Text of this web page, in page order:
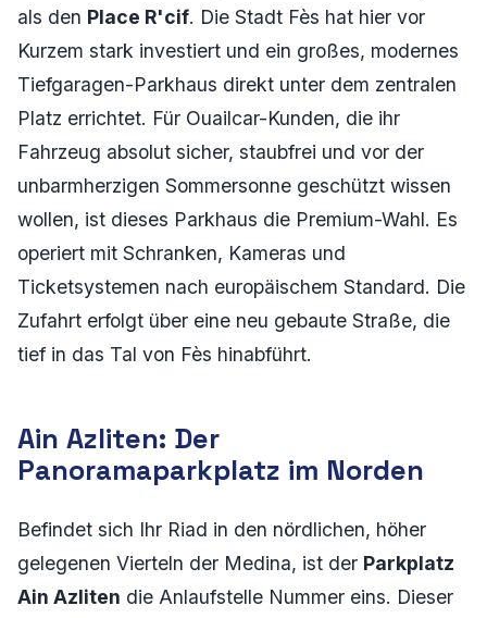
als den Place R'cif. Die Stadt Fès hat hier vor
Kurzem stark investiert und ein großes, modernes
Tiefgaragen-Parkhaus direkt unter dem zentralen
Platz errichtet. Für Ouailcar-Kunden, die ihr
Fahrzeug absolut sicher, staubfrei und vor der
unbarmherzigen Sommersonne geschützt wissen
wollen, ist dieses Parkhaus die Premium-Wahl. Es
operiert mit Schranken, Kameras und
Ticketsystemen nach europäischem Standard. Die
Zufahrt erfolgt über eine neu gebaute Straße, die
tief in das Tal von Fès hinabführt.
Ain Azliten: Der
Panoramaparkplatz im Norden
Befindet sich Ihr Riad in den nördlichen, höher
gelegenen Vierteln der Medina, ist der Parkplatz
Ain Azliten die Anlaufstelle Nummer eins. Dieser